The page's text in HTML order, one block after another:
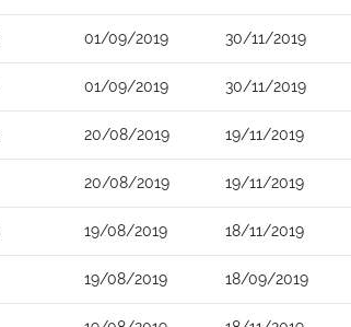
01/09/2019 30/11/2019
01/09/2019 30/11/2019
20/08/2019 19/11/2019
20/08/2019 19/11/2019
19/08/2019 18/11/2019
19/08/2019 18/09/2019